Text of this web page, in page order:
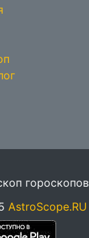
гороскопов
AstroScope.RU